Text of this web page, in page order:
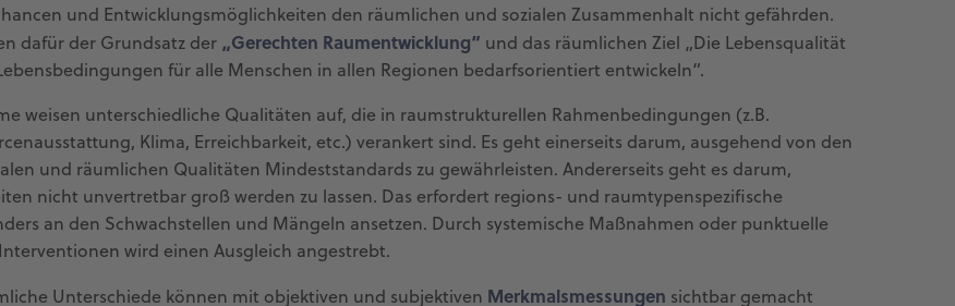
und Entwicklungsmöglichkeiten den räumlichen und sozialen Zusammenhalt nicht gefährden.
dafür der Grundsatz der „Gerechten Raumentwicklung“ und das räumlichen Ziel „Die Lebensqualität
für alle Menschen in allen Regionen bedarfsorientiert entwickeln“.
weisen unterschiedliche Qualitäten auf, die in raumstrukturellen Rahmenbedingungen (z.B.
Klima, Erreichbarkeit, etc.) verankert sind. Es geht einerseits darum, ausgehend von den
und räumlichen Qualitäten Mindeststandards zu gewährleisten. Andererseits geht es darum,
nicht unvertretbar groß werden zu lassen. Das erfordert regions- und raumtypenspezifische
an den Schwachstellen und Mängeln ansetzen. Durch systemische Maßnahmen oder punktuelle
wird einen Ausgleich angestrebt.
Unterschiede können mit objektiven und subjektiven Merkmalsmessungen sichtbar gemacht